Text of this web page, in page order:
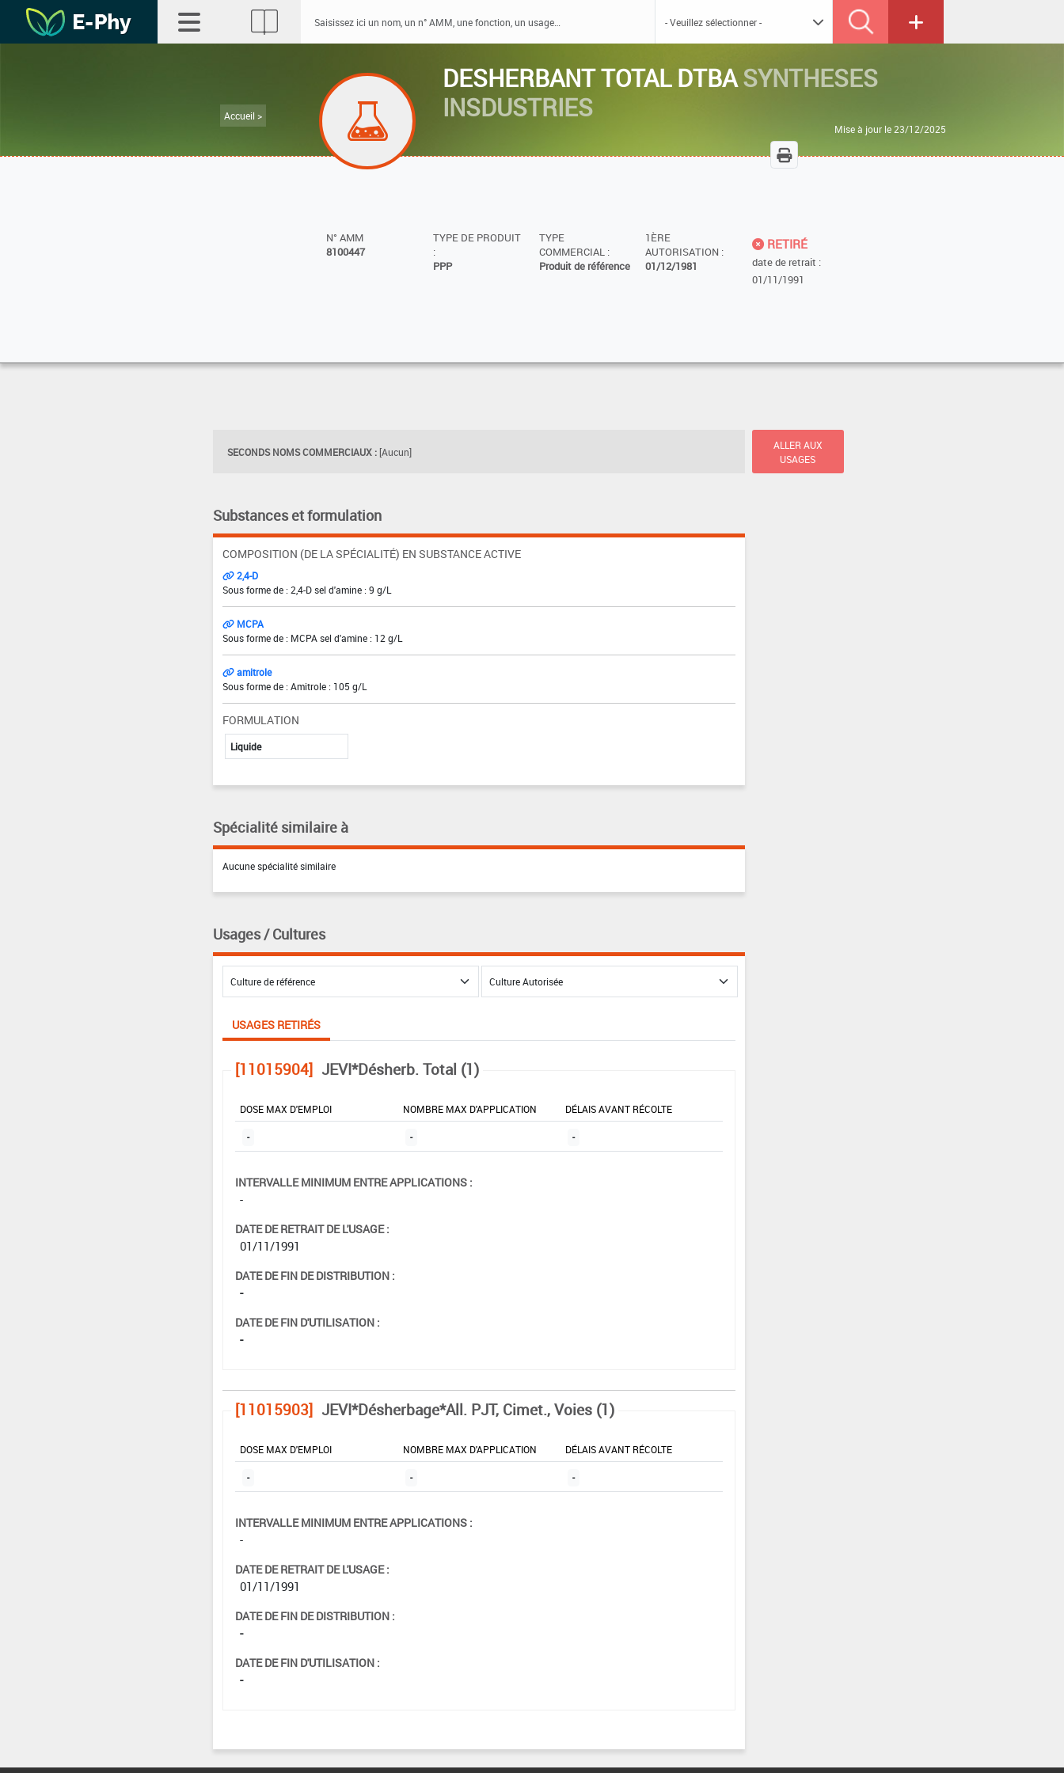
Accueil >
DESHERBANT TOTAL DTBASYNTHESES
INSDUSTRIES
Mise à jour le 23/12/2025
N° AMM
8100447
TYPE DE PRODUIT
:
PPP
TYPE
COMMERCIAL :
Produit de référence
1ÈRE
AUTORISATION :
01/12/1981
RETIRÉ
date de retrait :
01/11/1991
SECONDS NOMS COMMERCIAUX : [Aucun]
ALLER AUX
USAGES
Substances et formulation
COMPOSITION (DE LA SPÉCIALITÉ) EN SUBSTANCE ACTIVE
2,4-D
Sous forme de : 2,4-D sel d'amine : 9 g/L
MCPA
Sous forme de : MCPA sel d'amine : 12 g/L
amitrole
Sous forme de : Amitrole : 105 g/L
FORMULATION
Liquide
Spécialité similaire à
Aucune spécialité similaire
Usages / Cultures
USAGES RETIRÉS
[11015904] JEVI*Désherb. Total (1)
DOSE MAX D'EMPLOI NOMBRE MAX D'APPLICATION DÉLAIS AVANT RÉCOLTE
- - -
INTERVALLE MINIMUM ENTRE APPLICATIONS :
-
DATE DE RETRAIT DE L'USAGE :
01/11/1991
DATE DE FIN DE DISTRIBUTION :
-
DATE DE FIN D'UTILISATION :
-
[11015903] JEVI*Désherbage*All. PJT, Cimet., Voies (1)
DOSE MAX D'EMPLOI NOMBRE MAX D'APPLICATION DÉLAIS AVANT RÉCOLTE
- - -
INTERVALLE MINIMUM ENTRE APPLICATIONS :
-
DATE DE RETRAIT DE L'USAGE :
01/11/1991
DATE DE FIN DE DISTRIBUTION :
-
DATE DE FIN D'UTILISATION :
-